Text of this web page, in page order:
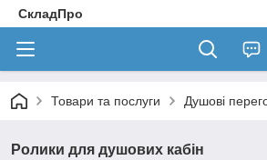
СкладПро
Товари та послуги Душові
Ролики для душових кабін